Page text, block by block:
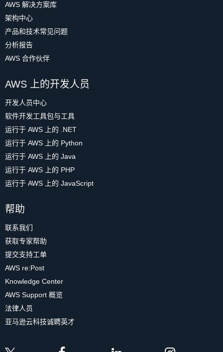
AWS 解决方案库
架构中心
产品和技术常见问题
分析报告
AWS 合作伙伴
AWS 上的开发人员
开发人员中心
软件开发工具包与工具
运行于 AWS 上的 .NET
运行于 AWS 上的 Python
运行于 AWS 上的 Java
运行于 AWS 上的 PHP
运行于 AWS 上的 JavaScript
帮助
联系我们
获取专家帮助
提交支持工单
AWS re:Post
Knowledge Center
AWS Support 概览
法律人员
亚马逊云科技诚聘英才